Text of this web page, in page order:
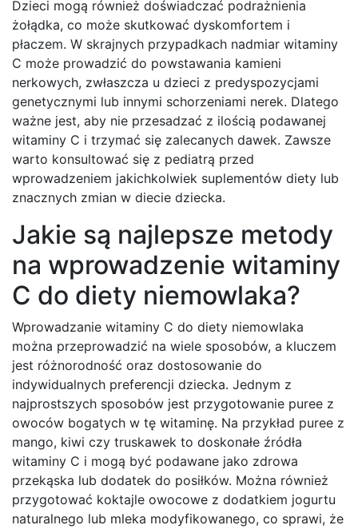
Dzieci mogą również doświadczać podrażnienia
żołądka, co może skutkować dyskomfortem i
płaczem. W skrajnych przypadkach nadmiar witaminy
C może prowadzić do powstawania kamieni
nerkowych, zwłaszcza u dzieci z predyspozycjami
genetycznymi lub innymi schorzeniami nerek. Dlatego
ważne jest, aby nie przesadzać z ilością podawanej
witaminy C i trzymać się zalecanych dawek. Zawsze
warto konsultować się z pediatrą przed
wprowadzeniem jakichkolwiek suplementów diety lub
znacznych zmian w diecie dziecka.
Jakie są najlepsze metody
na wprowadzenie witaminy
C do diety niemowlaka?
Wprowadzanie witaminy C do diety niemowlaka
można przeprowadzić na wiele sposobów, a kluczem
jest różnorodność oraz dostosowanie do
indywidualnych preferencji dziecka. Jednym z
najprostszych sposobów jest przygotowanie puree z
owoców bogatych w tę witaminę. Na przykład puree z
mango, kiwi czy truskawek to doskonałe źródła
witaminy C i mogą być podawane jako zdrowa
przekąska lub dodatek do posiłków. Można również
przygotować koktajle owocowe z dodatkiem jogurtu
naturalnego lub mleka modyfikowanego, co sprawi, że